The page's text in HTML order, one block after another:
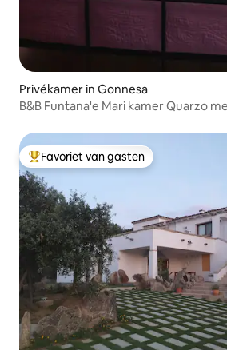
Privékamer in Gonnesa
B&B Funtana'e Mari kamer Quarzo
Topfavoriet van gasten
Favoriet van gasten